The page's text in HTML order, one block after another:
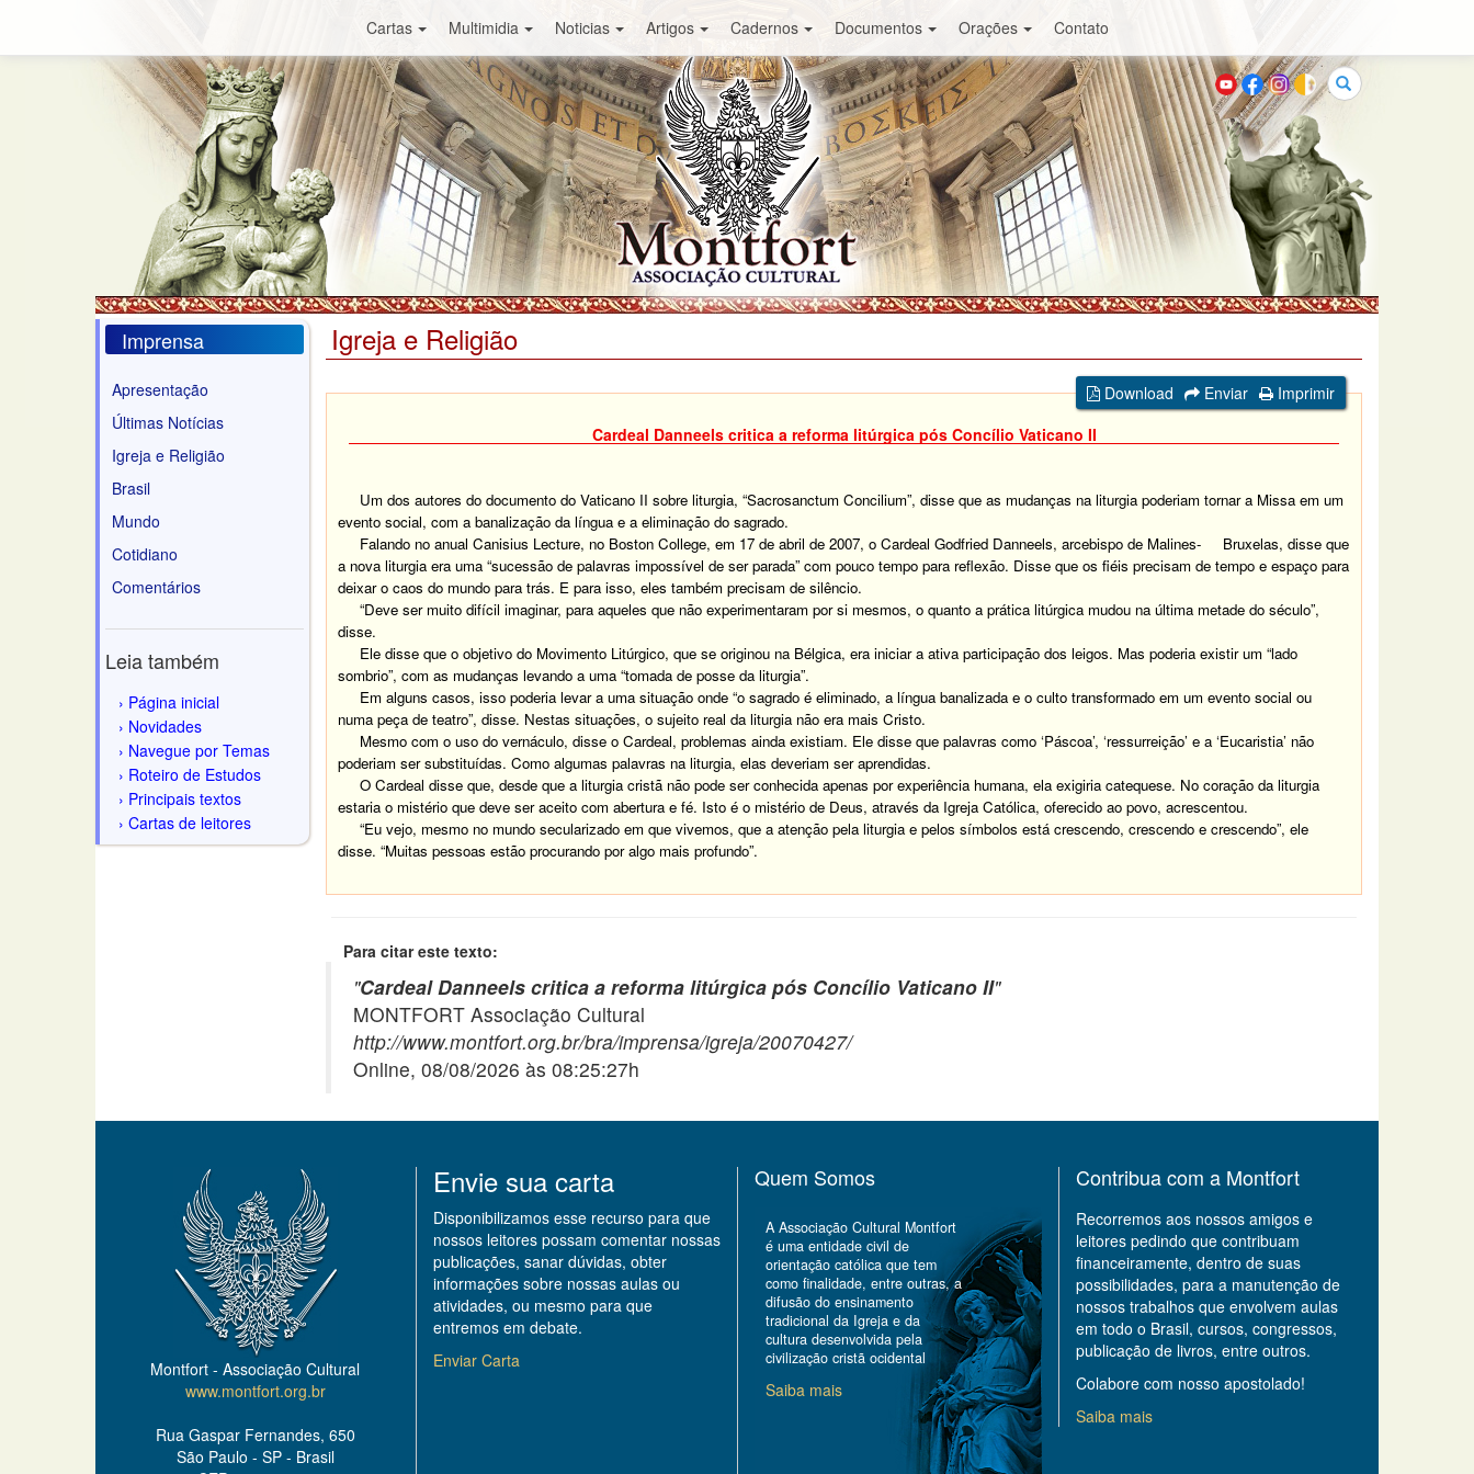
Cartas Multimidia Noticias Artigos Cadernos Documentos Orações Contato
Buscar
Imprensa
Apresentação
Últimas Notícias
Igreja e Religião
Brasil
Mundo
Cotidiano
Comentários
Leia também
Página inicial
Novidades
Navegue por Temas
Roteiro de Estudos
Principais textos
Cartas de leitores
Igreja e Religião
Download Enviar
Imprimir
Cardeal Danneels critica a reforma litúrgica pós Concílio Vaticano II
Um dos autores do documento do Vaticano II sobre liturgia, “Sacrosanctum Concilium”, disse que as mudanças na liturgia poderiam tornar a Missa em um
evento social, com a banalização da língua e a eliminação do sagrado.
Falando no anual Canisius Lecture, no Boston College, em 17 de abril de 2007, o Cardeal Godfried Danneels, arcebispo de Malines- Bruxelas, disse que
a nova liturgia era uma “sucessão de palavras impossível de ser parada” com pouco tempo para reflexão. Disse que os fiéis precisam de tempo e espaço para
deixar o caos do mundo para trás. E para isso, eles também precisam de silêncio.
“Deve ser muito difícil imaginar, para aqueles que não experimentaram por si mesmos, o quanto a prática litúrgica mudou na última metade do século”,
disse.
Ele disse que o objetivo do Movimento Litúrgico, que se originou na Bélgica, era iniciar a ativa participação dos leigos. Mas poderia existir um “lado
sombrio”, com as mudanças levando a uma “tomada de posse da liturgia”.
Em alguns casos, isso poderia levar a uma situação onde “o sagrado é eliminado, a língua banalizada e o culto transformado em um evento social ou
numa peça de teatro”, disse. Nestas situações, o sujeito real da liturgia não era mais Cristo.
Mesmo com o uso do vernáculo, disse o Cardeal, problemas ainda existiam. Ele disse que palavras como ‘Páscoa’, ‘ressurreição’ e a ‘Eucaristia’ não
poderiam ser substituídas. Como algumas palavras na liturgia, elas deveriam ser aprendidas.
O Cardeal disse que, desde que a liturgia cristã não pode ser conhecida apenas por experiência humana, ela exigiria catequese. No coração da liturgia
estaria o mistério que deve ser aceito com abertura e fé. Isto é o mistério de Deus, através da Igreja Católica, oferecido ao povo, acrescentou.
“Eu vejo, mesmo no mundo secularizado em que vivemos, que a atenção pela liturgia e pelos símbolos está crescendo, crescendo e crescendo”, ele
disse. “Muitas pessoas estão procurando por algo mais profundo”.
Para citar este texto:
"Cardeal Danneels critica a reforma litúrgica pós Concílio Vaticano II"
MONTFORT Associação Cultural
http://www.montfort.org.br/bra/imprensa/igreja/20070427/
Online, 08/08/2026 às 08:25:27h
Montfort - Associação Cultural
www.montfort.org.br
Rua Gaspar Fernandes, 650
São Paulo - SP - Brasil
Envie sua carta
Disponibilizamos esse recurso para que
nossos leitores possam comentar nossas
publicações, sanar dúvidas, obter
informações sobre nossas aulas ou
atividades, ou mesmo para que
entremos em debate.
Enviar Carta
Quem Somos
A Associação Cultural Montfort
é uma entidade civil de
orientação católica que tem
como finalidade, entre outras, a
difusão do ensinamento
tradicional da Igreja e da
cultura desenvolvida pela
civilização cristã ocidental
Saiba mais
Contribua com a Montfort
Recorremos aos nossos amigos e
leitores pedindo que contribuam
financeiramente, dentro de suas
possibilidades, para a manutenção de
nossos trabalhos que envolvem aulas
em todo o Brasil, cursos, congressos,
publicação de livros, entre outros.
Colabore com nosso apostolado!
Saiba mais